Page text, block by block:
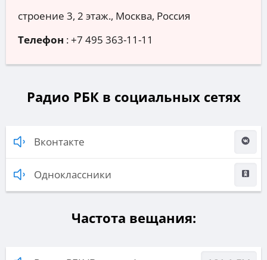
строение 3, 2 этаж., Москва, Россия
Телефон :+7 495 363-11-11
Радио РБК в социальных сетях
Вконтакте
Одноклассники
Частота вещания: